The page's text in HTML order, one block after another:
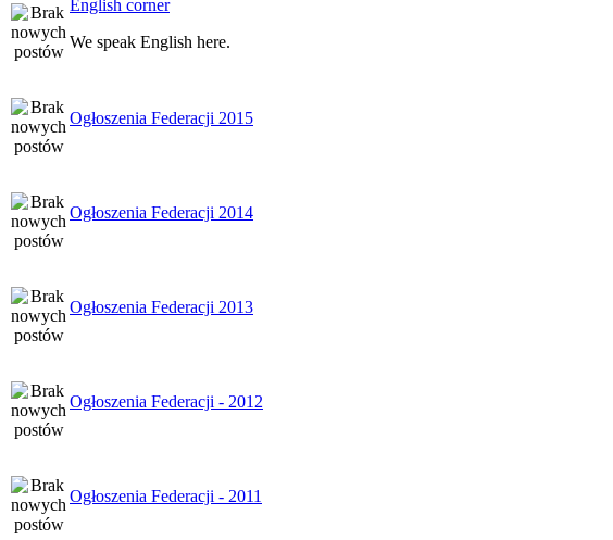
English corner
We speak English here.
Ogłoszenia Federacji 2015
Ogłoszenia Federacji 2014
Ogłoszenia Federacji 2013
Ogłoszenia Federacji - 2012
Ogłoszenia Federacji - 2011